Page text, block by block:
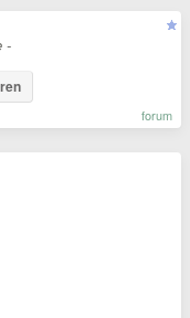
-
forum